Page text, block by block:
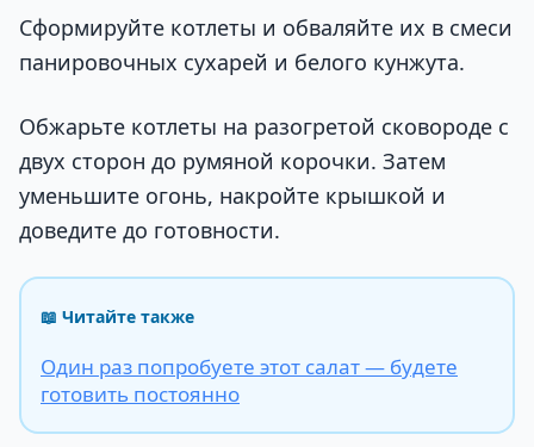
Сформируйте котлеты и обваляйте их в смеси
панировочных сухарей и белого кунжута.
Обжарьте котлеты на разогретой сковороде с
двух сторон до румяной корочки. Затем
уменьшите огонь, накройте крышкой и
доведите до готовности.
📖 Читайте также
Один раз попробуете этот салат — будете
готовить постоянно